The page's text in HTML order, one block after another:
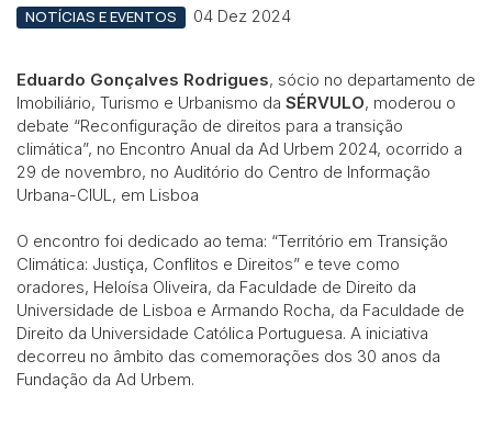
NOTÍCIAS E EVENTOS 04 Dez 2024
Eduardo Gonçalves Rodrigues, sócio no departamento de
Imobiliário, Turismo e Urbanismo da SÉRVULO, moderou o
debate “Reconfiguração de direitos para a transição
climática”, no Encontro Anual da Ad Urbem 2024, ocorrido a
29 de novembro, no Auditório do Centro de Informação
Urbana-CIUL, em Lisboa
O encontro foi dedicado ao tema: “Território em Transição
Climática: Justiça, Conflitos e Direitos” e teve como
oradores, Heloísa Oliveira, da Faculdade de Direito da
Universidade de Lisboa e Armando Rocha, da Faculdade de
Direito da Universidade Católica Portuguesa. A iniciativa
decorreu no âmbito das comemorações dos 30 anos da
Fundação da Ad Urbem.